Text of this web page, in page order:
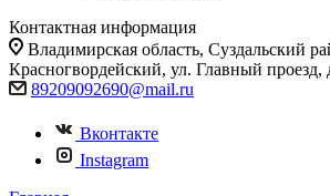
Контактная информация
Владимирская область, Суздальский
Красногвордейский, ул. Главный проезд,
89209092690@mail.ru
Вконтакте
Instagram